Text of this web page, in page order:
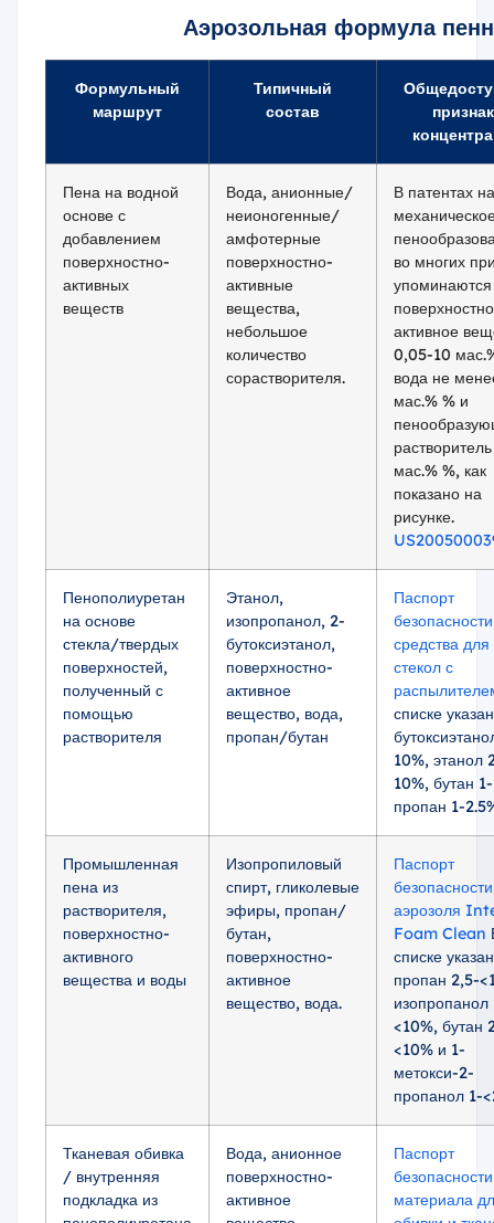
Аэрозольная формула
Формульный
маршрут
Типичный
состав
Пена на водной
основе с
добавлением
поверхностно-
активных
веществ
Вода, анионные/
неионогенные/
амфотерные
поверхностно-
активные
вещества,
небольшое
количество
сорастворителя.
В патентах на
во многих
упоминаются
активное
0,05-10
вода не
мас.% % и
мас.% %, как
показано на
рисунке.
Пенополиуретан
на основе
стекла/твердых
поверхностей,
полученный с
помощью
растворителя
Этанол,
изопропанол, 2-
бутоксиэтанол,
поверхностно-
активное
вещество, вода,
пропан/бутан
Паспорт
средства для
стекол с
списке
10%, этанол
10%, бутан
пропан 1-
Промышленная
пена из
растворителя,
поверхностно-
активного
вещества и воды
Изопропиловый
спирт, гликолевые
эфиры, пропан/
бутан,
поверхностно-
активное
вещество, вода.
Паспорт
безопасности
аэрозоля
Foam Clean
списке
пропан 2,5-
изопропанол
<10%, бутан
<10% и 1-
метокси-2-
пропанол 1-
Тканевая обивка
/ внутренняя
подкладка из
Вода, анионное
поверхностно-
активное
Паспорт
безопасности
материала